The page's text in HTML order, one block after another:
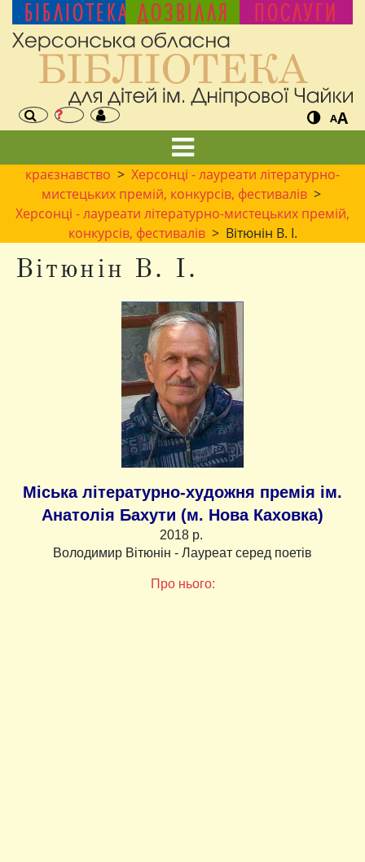
БІБЛІОТЕКА ДОЗВІЛЛЯ ПОСЛУГИ
AA
краєзнавство > Херсонці - лауреати літературно-
мистецьких премій, конкурсів, фестивалів>
Херсонці - лауреати літературно-мистецьких премій,
конкурсів, фестивалів> Вітюнін В. І.
Вітюнін В. І.
Міська літературно-художня премія ім.
Анатолія Бахути (м. Нова Каховка)
2018 р.
Володимир Вітюнін - Лауреат серед поетів
Про нього: